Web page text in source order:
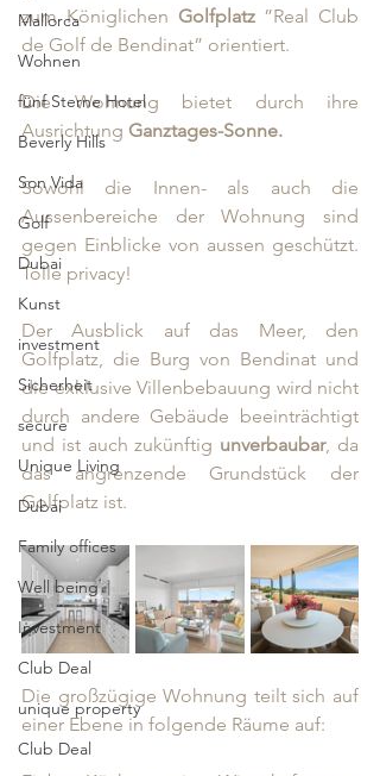
Mallorca
Wohnen
fünf Sterne Hotel
Beverly Hills
Son Vida
Golf
Dubai
Kunst
investment
Sicherheit
secure
Unique Living
Dubai
Family offices
Well being
Investment
Club Deal
unique property
Club Deal
zum Königlichen Golfplatz ”Real Club
de Golf de Bendinat” orientiert.
Die Wohnung bietet durch ihre
Ausrichtung Ganztages-Sonne.
Sowohl die Innen- als auch die
Aussenbereiche der Wohnung sind
gegen Einblicke von aussen geschützt.
Tolle privacy!
Der Ausblick auf das Meer, den
Golfplatz, die Burg von Bendinat und
die exklusive Villenbebauung wird nicht
durch andere Gebäude beeinträchtigt
und ist auch zukünftig unverbaubar, da
das angrenzende Grundstück der
Golfplatz ist.
Die großzügige Wohnung teilt sich auf
einer Ebene in folgende Räume auf: